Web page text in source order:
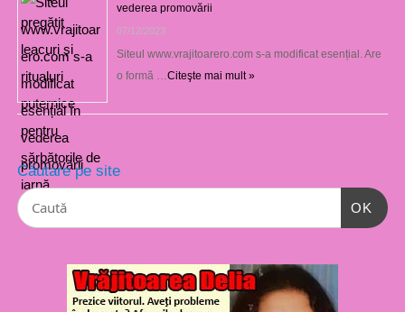
vederea promovării
07/12/2023
Siteul www.vrajitoarero.com s-a modificat esențial. Are
o formă … Citeşte mai mult »
Căutare pe site
OK